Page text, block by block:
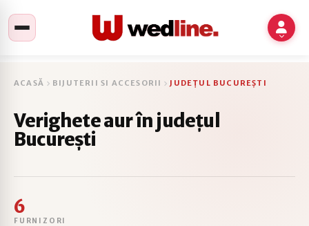
ACASĂ BIJUTERII SI ACCESORII JUDEȚUL BUCUREȘTI
Verighete aur în județul
București
6
FURNIZORI